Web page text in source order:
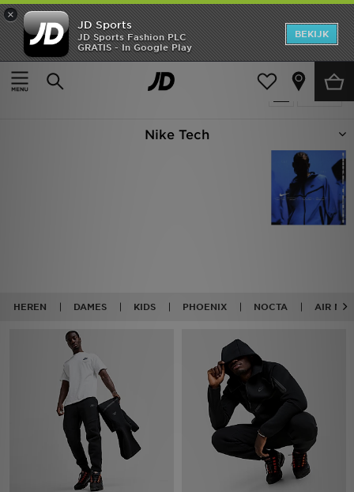
×
JD Sports
JD Sports Fashion PLC
GRATIS - In Google Play
BEKIJK
Thuis
Nike Tech
Producten 60
Nike Tech
HEREN DAMES KIDS PHOENIX NOCTA AIR
New In
Heren
Download de app
Winkel Zoeken
Bestelling Traceren